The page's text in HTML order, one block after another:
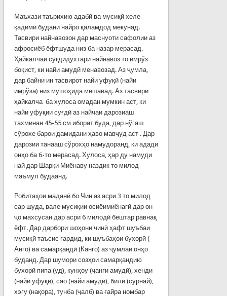
Маъхази таърихию адабӣ ва мусиқӣ хеле
қадимӣ будани найро қаламдод мекунад.
Тасвири найнавозон дар маснуоти сафолии аз
афросиёб ёфтшуда низ ба назар мерасад.
Ҳайкалчаи суғдидухтари найнавоз то имрўз
боқист, ки найи амудӣ менавозад. Аз ҷумла,
дар байни ин тасвирот найи уфуқӣ (найи
имрўза) низ мушоҳида мешавад. Аз тасвири
ҳайкалча ба хулоса омадан мумкин аст, ки
найи уфуқии суғдӣ аз найчаи дарозиаш
тахминан 45-55 см иборат буда, дар нўгаш
сўрохе барои дамидани ҳаво мавҷуд аст . Дар
дарозии танааш сўрохҳо намудоранд, ки адади
онҳо ба 6-то мерасад. Хулоса, ҳар ду намуди
най дар Шарқи Миёнаву наздик то милод
маъмул будаанд.
Робитаҳои маданӣ бо Чин аз асри 3 то милод
сар шуда, вале мусиқии осиёимиёнагӣ дар он
ҷо махсусан дар асри 6 милодӣ бештар равнақ
ёфт. Дар дарбори шоҳони чинӣ ҳафт шуъбаи
мусиқӣ таъсис гардид, ки шуъбаҳои бухорӣ (
Анго) ва самарқандӣ (Канго) аз ҷумлаи онҳо
буданд. Дар шумори созҳои самарқандию
бухорӣ пипа (уд), кунҳоу (ҷанги амудӣ), хенди
(найи уфуқӣ), сяо (найи амудӣ), били (сурнай),
хэгу (нақора), тунба (ҷалб) ва ғайра номбар